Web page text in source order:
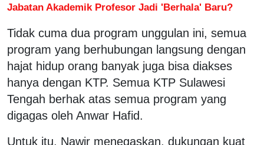
Jabatan Akademik Profesor Jadi 'Berhala' Baru?
Tidak cuma dua program unggulan ini, semua
program yang berhubungan langsung dengan
hajat hidup orang banyak juga bisa diakses
hanya dengan KTP. Semua KTP Sulawesi
Tengah berhak atas semua program yang
digagas oleh Anwar Hafid.
Untuk itu, Nawir menegaskan, dukungan kuat